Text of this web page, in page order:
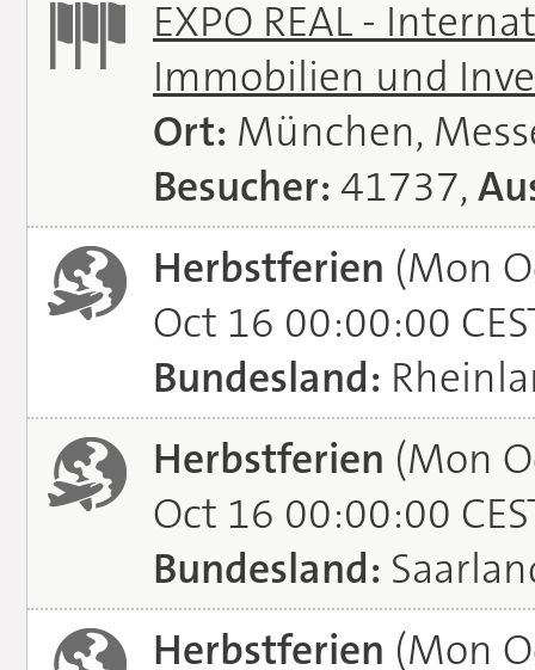
EXPO REAL -
Immobilien und
Ort: München,
Besucher: 41737,
Herbstferien (Mon
Oct 16 00:00:00
Bundesland:
Herbstferien (Mon
Oct 16 00:00:00
Bundesland:
Herbstferien (Mon